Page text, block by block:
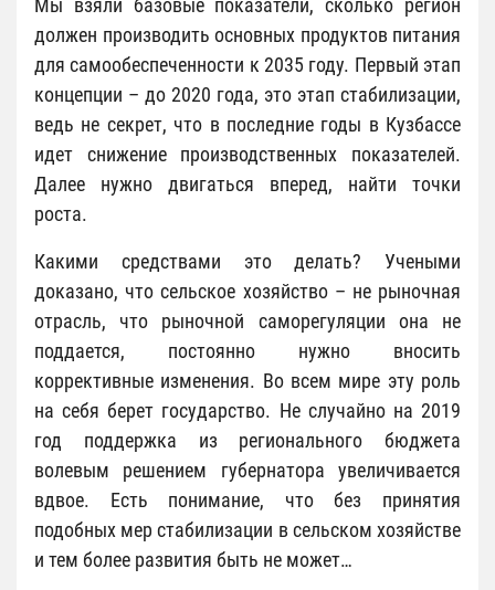
Мы взяли базовые показатели, сколько регион
должен производить основных продуктов питания
для самообеспеченности к 2035 году. Первый этап
концепции – до 2020 года, это этап стабилизации,
ведь не секрет, что в последние годы в Кузбассе
идет снижение производственных показателей.
Далее нужно двигаться вперед, найти точки
роста.
Какими средствами это делать? Учеными
доказано, что сельское хозяйство – не рыночная
отрасль, что рыночной саморегуляции она не
поддается, постоянно нужно вносить
коррективные изменения. Во всем мире эту роль
на себя берет государство. Не случайно на 2019
год поддержка из регионального бюджета
волевым решением губернатора увеличивается
вдвое. Есть понимание, что без принятия
подобных мер стабилизации в сельском хозяйстве
и тем более развития быть не может…